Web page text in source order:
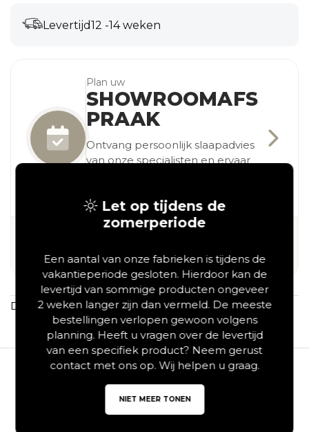
Levertijd12 -14 weken
Plan uw
SHOWROOMAFS
PRAAK
Ontvang persoonlijk slaapadvies
van onze specialisten en ervaar
advies
showroom
& kosteloos
Deel via Save
Beschrijving
Let op tijdens de
zomerperiode
Een aantal van onze fabrieken is tijdens de
vakantieperiode gesloten. Hierdoor kan de
levertijd van sommige producten ongeveer
2 weken langer zijn dan vermeld. De meeste
bestellingen verlopen gewoon volgens
planning. Heeft u vragen over de levertijd
van een specifiek product? Neem gerust
contact met ons op. Wij helpen u graag.
NIET MEER TONEN